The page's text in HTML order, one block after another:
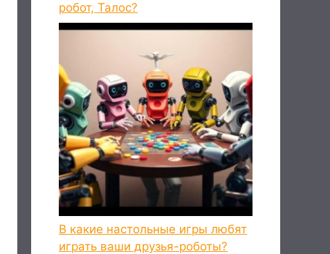
робот, Талос?
В какие настольные игры любят
играть ваши друзья-роботы?